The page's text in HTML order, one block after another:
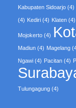
Kabupaten Sidoarjo (4)
(4) Kediri (4) Klaten (4)
Mojokerto (4)
Madiun (4) Magelang
Ngawi (4) Pacitan (4)
Tulungagung (4)